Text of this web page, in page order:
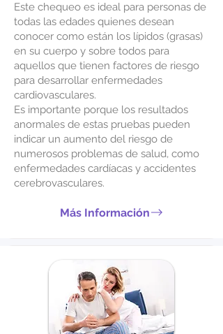
Este chequeo es ideal para personas de
todas las edades quienes desean
conocer como están los lípidos (grasas)
en su cuerpo y sobre todos para
aquellos que tienen factores de riesgo
para desarrollar enfermedades
cardiovasculares.
Es importante porque los resultados
anormales de estas pruebas pueden
indicar un aumento del riesgo de
numerosos problemas de salud, como
enfermedades cardíacas y accidentes
cerebrovasculares.
Más Información